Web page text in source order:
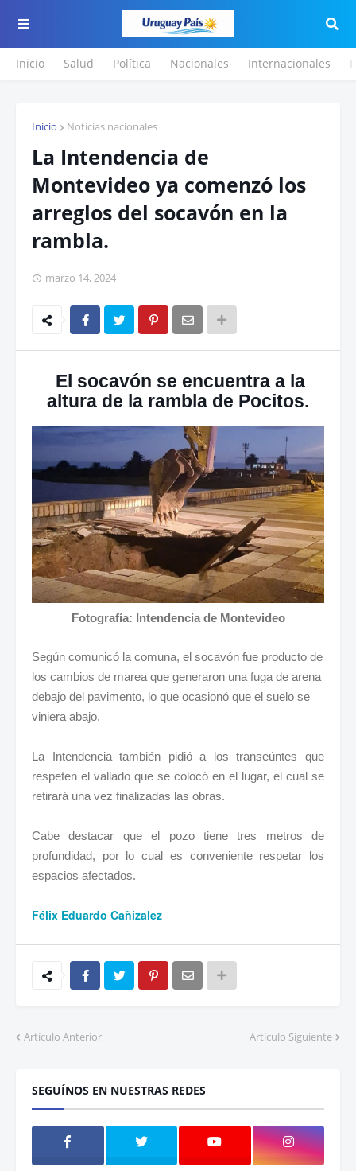
Inicio Salud Política Nacionales Internacionales
Inicio Noticias nacionales
La Intendencia de
Montevideo ya comenzó los
arreglos del socavón en la
rambla.
marzo 14, 2024
El socavón se encuentra a la
altura de la rambla de Pocitos.
Fotografía: Intendencia de Montevideo
Según comunicó la comuna, el socavón fue producto de
los cambios de marea que generaron una fuga de arena
debajo del pavimento, lo que ocasionó que el suelo se
viniera abajo.
La Intendencia también pidió a los transeúntes que
respeten el vallado que se colocó en el lugar, el cual se
retirará una vez finalizadas las obras.
Cabe destacar que el pozo tiene tres metros de
profundidad, por lo cual es conveniente respetar los
espacios afectados.
Félix Eduardo Cañizalez
Artículo Anterior Artículo Siguiente
SEGUÍNOS EN NUESTRAS REDES